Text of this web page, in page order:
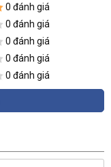
0 đánh giá
0 đánh giá
0 đánh giá
0 đánh giá
0 đánh giá